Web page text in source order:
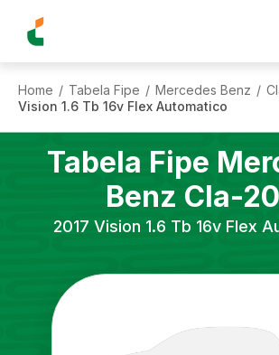
Home / Tabela Fipe / Mercedes Benz /
Vision 1.6 Tb 16v Flex Automatico
Tabela Fipe
Benz Cla-
2017 Vision 1.6 Tb 16v Flex